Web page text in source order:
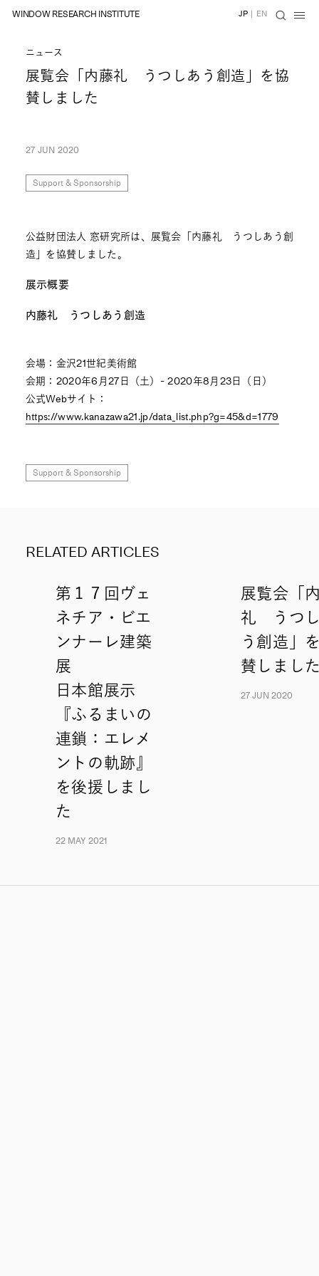
WINDOW RESEARCH INSTITUTE JP | EN
ニュース
展覧会「内藤礼 うつしあう創造」を協
賛しました
27 JUN 2020
Support & Sponsorship
公益財団法人 窓研究所は、展覧会「内藤礼 うつしあう創
造」を協賛しました。
展示概要
内藤礼 うつしあう創造
会場：金沢21世紀美術館
会期：2020年6月27日（土）- 2020年8月23日（日）
公式Webサイト：
https://www.kanazawa21.jp/data_list.php?g=45&d=1779
Support & Sponsorship
RELATED ARTICLES
第１７回ヴェ
ネチア・ビエ
ンナーレ建築
展
日本館展示
『ふるまいの
連鎖：エレメ
ントの軌跡』
を後援しまし
た
22 MAY 2021
展覧会「
礼 うつ
う創造」
賛しまし
27 JUN 2020